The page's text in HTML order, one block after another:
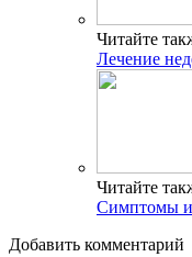
Читайте
Лечение
Читайте
Симптомы и
Добавить комментарий